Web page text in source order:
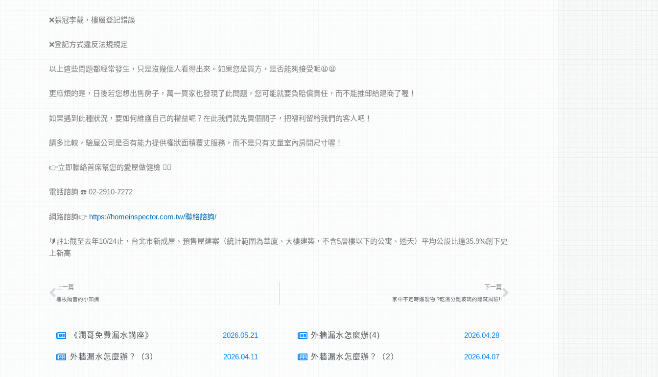
❌張冠李戴，樓層登記錯誤
❌登記方式違反法規規定
以上這些問題都經常發生，只是沒幾個人看得出來。如果您是買方，是否能夠接受呢😫😫
更麻煩的是，日後若您想出售房子，萬一買家也發現了此問題，您可能就要負賠償責任，而不能推卸給建商了喔！
如果遇到此種狀況，要如何維護自己的權益呢？在此我們就先賣個關子，把福利留給我們的客人吧！
請多比較，驗屋公司是否有能力提供權狀面積覆丈服務，而不是只有丈量室內房間尺寸喔！
👉立即聯絡首席幫您的愛屋做健檢 🕵️‍♂‍
電話諮詢 ☎️ 02-2910-7272
網路諮詢👉 https://homeinspector.com.tw/聯絡諮詢/
🔰註1:截至去年10/24止，台北市新成屋、預售屋建案（統計範圍為華廈、大樓建築，不含5層樓以下的公寓、透天）平均公設比達35.9%創下史
上新高
上一頁
上一篇
樓板隔音的小知識
下一篇
家中不定時爆裂物!?乾濕分離玻璃的隱藏風險!!
下一篇
《濶哥免費漏水講座》 2026.05.21 外牆漏水怎麼辦(4) 2026.04.28
外牆漏水怎麼辦？（3） 2026.04.11 外牆漏水怎麼辦？（2） 2026.04.07